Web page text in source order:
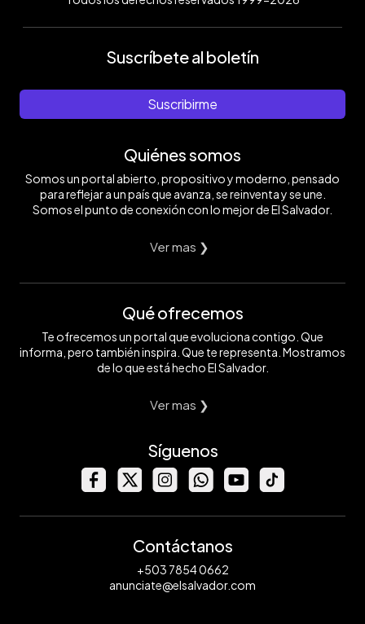
Suscríbete al boletín
Suscribirme
Quiénes somos
Somos un portal abierto, propositivo y moderno, pensado
para reflejar a un país que avanza, se reinventa y se une.
Somos el punto de conexión con lo mejor de El Salvador.
Ver mas ❯
Qué ofrecemos
Te ofrecemos un portal que evoluciona contigo. Que
informa, pero también inspira. Que te representa. Mostramos
de lo que está hecho El Salvador.
Ver mas ❯
Síguenos
Contáctanos
+503 7854 0662
anunciate@elsalvador.com